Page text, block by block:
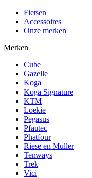
Fietsen
Accessoires
Onze merken
Merken
Cube
Gazelle
Koga
Koga Signature
KTM
Loekie
Pegasus
Pfautec
Phatfour
Riese en Muller
Tenways
Trek
Vici